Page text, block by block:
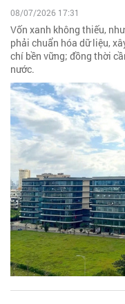
08/07/2026 17:31
Vốn xanh không thiếu,
phải chuẩn hóa dữ liệu,
chí bền vững; đồng thời
nước.